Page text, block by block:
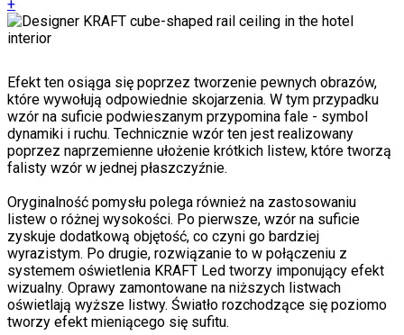
+
Efekt ten osiąga się poprzez tworzenie pewnych obrazów,
które wywołują odpowiednie skojarzenia. W tym przypadku
wzór na suficie podwieszanym przypomina fale - symbol
dynamiki i ruchu. Technicznie wzór ten jest realizowany
poprzez naprzemienne ułożenie krótkich listew, które tworzą
falisty wzór w jednej płaszczyźnie.
Oryginalność pomysłu polega również na zastosowaniu
listew o różnej wysokości. Po pierwsze, wzór na suficie
zyskuje dodatkową objętość, co czyni go bardziej
wyrazistym. Po drugie, rozwiązanie to w połączeniu z
systemem oświetlenia KRAFT Led tworzy imponujący efekt
wizualny. Oprawy zamontowane na niższych listwach
oświetlają wyższe listwy. Światło rozchodzące się poziomo
tworzy efekt mieniącego się sufitu.